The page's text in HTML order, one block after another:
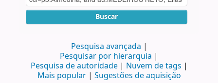
Buscar
Pesquisa avançada
Pesquisar por hierarquia
Pesquisa de autoridade
Nuvem de tags
Mais popular
Sugestões de aquisição